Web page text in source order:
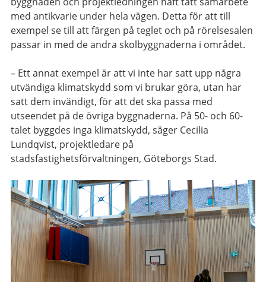
med antikvarie under hela vägen. Detta för att till
exempel se till att färgen på teglet och på rörelsesalen
passar in med de andra skolbyggnaderna i området.
– Ett annat exempel är att vi inte har satt upp några
utvändiga klimatskydd som vi brukar göra, utan har
satt dem invändigt, för att det ska passa med
utseendet på de övriga byggnaderna. På 50- och 60-
talet byggdes inga klimatskydd, säger Cecilia
Lundqvist, projektledare på
stadsfastighetsförvaltningen, Göteborgs Stad.